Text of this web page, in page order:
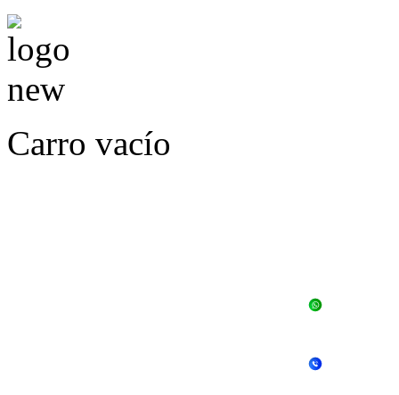
Carro vacío